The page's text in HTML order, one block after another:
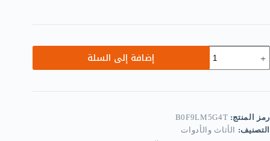
[4
Pcs/set
Wheel
Casters
for
Computer
إضافة إلى السلة
رمز المنتج: B0F9LM5G4T
التصنيف:
الأثاث والأدوات